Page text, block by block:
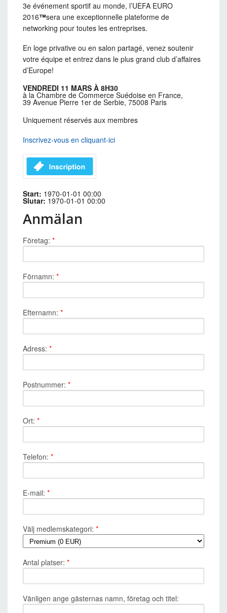
3e événement sportif au monde, l’UEFA EURO
2016™sera une exceptionnelle plateforme de
networking pour toutes les entreprises.
En loge privative ou en salon partagé, venez soutenir
votre équipe et entrez dans le plus grand club d’affaires
d’Europe!
VENDREDI 11 MARS À 8H30
à la Chambre de Commerce Suédoise en France,
39 Avenue Pierre 1er de Serbie, 75008 Paris
Uniquement réservés aux membres
Inscrivez-vous en cliquant-ici
Start: 1970-01-01 00:00
Slutar: 1970-01-01 00:00
Anmälan
Företag: *
Förnamn: *
Efternamn: *
Adress: *
Postnummer: *
Ort: *
Telefon: *
E-mail: *
Välj medlemskategori: *
Antal platser: *
Vänligen ange gästernas namn, företag och titel: